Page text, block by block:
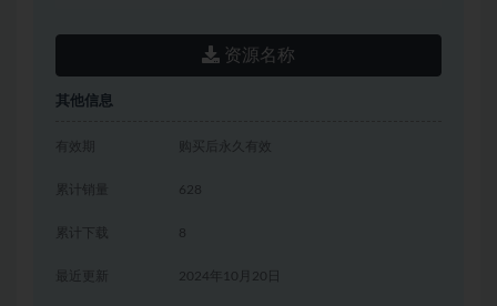
资源名称
其他信息
有效期 购买后永久有效
累计销量 628
累计下载 8
2024年10月20日